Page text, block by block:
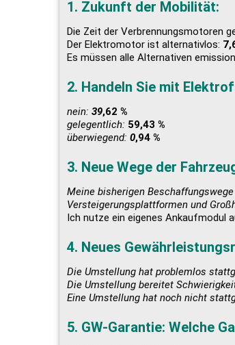
1. Zukunft der Mobilität:
Die Zeit der Verbrennungsmotoren
Der Elektromotor ist alternativlos:
Es müssen alle Alternativen
2. Handeln Sie mit
nein: 39,62 %
gelegentlich: 59,43 %
überwiegend: 0,94 %
3. Neue Wege der
Meine bisherigen
Versteigerungsplattformen und
Ich nutze ein eigenes Ankaufmodul
4. Neues
Die Umstellung hat problemlos
Die Umstellung bereitet
Eine Umstellung hat noch nicht
5. GW-Garantie: Welche